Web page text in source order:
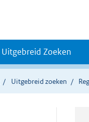
Uitgebreid Zoeken
Uitgebreid zoeken